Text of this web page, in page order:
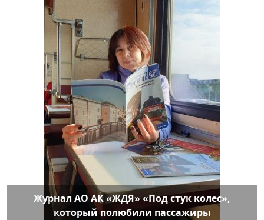
Журнал АО АК «ЖДЯ» «Под стук колес»,
который полюбили пассажиры